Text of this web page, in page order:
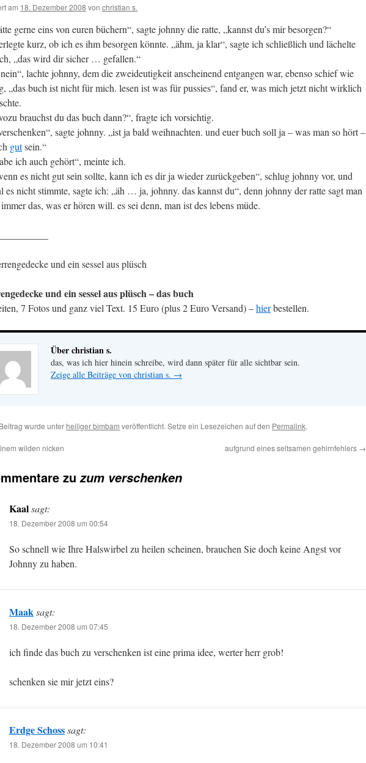
am 18. Dezember 2008 von christian s.
gerne eins von euren büchern“, sagte johnny die ratte, „kannst du’s mir besorgen?“
kurz, ob ich es ihm besorgen könnte. „ähm, ja klar“, sagte ich schließlich und lächelte
„das wird dir sicher … gefallen.“
lachte johnny, dem die zweideutigkeit anscheinend entgangen war, ebenso schief wie
„das buch ist nicht für mich. lesen ist was für pussies“, fand er, was mich jetzt nicht wirklich
brauchst du das buch dann?“, fragte ich vorsichtig.
sagte johnny. „ist ja bald weihnachten. und euer buch soll ja – was man so hört –
gutsein.“
ich auch gehört“, meinte ich.
es nicht gut sein sollte, kann ich es dir ja wieder zurückgeben“, schlug johnny vor, und
es nicht stimmte, sagte ich: „äh … ja, johnny. das kannst du“, denn johnny der ratte sagt man
immer das, was er hören will. es sei denn, man ist des lebens müde.
und ein sessel aus plüsch – das buch
7 Fotos und ganz viel Text. 15 Euro (plus 2 Euro Versand) –hierbestellen.
Über christian s.
das, was ich hier hinein schreibe, wird dann später für alle sichtbar sein.
Zeige alle Beiträge von christian s. →
wurde unter heiliger bimbam veröffentlicht. Setze ein Lesezeichen auf den Permalink.
wilden nicken aufgrund eines seltsamen gehirnfehlers →
zuzum verschenken
Kaalsagt:
18. Dezember 2008 um 00:54
So schnell wie Ihre Halswirbel zu heilen scheinen, brauchen Sie doch keine Angst vor
Johnny zu haben.
Maaksagt:
18. Dezember 2008 um 07:45
ich finde das buch zu verschenken ist eine prima idee, werter herr grob!
schenken sie mir jetzt eins?
Erdge Schosssagt:
18. Dezember 2008 um 10:41